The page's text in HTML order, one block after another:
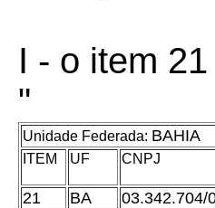
I - o item
"
Unidade Federada: BAHIA
ITEM UF CNPJ
21 BA 03.342.704/